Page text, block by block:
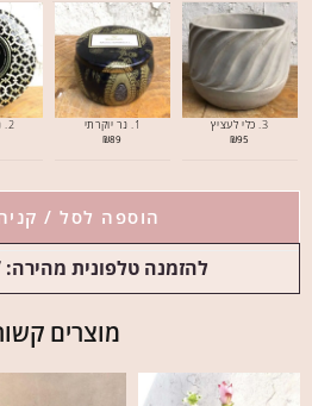
3. כלי לעציץ
₪95
1. נר יוקרתי
₪89
2. נר 3 פתיל
הוספה לסל /
להזמנה טלפונית מהירה: 054-546-7667
מוצרים